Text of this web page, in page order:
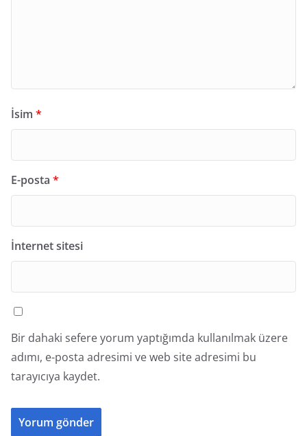
İsim *
E-posta *
İnternet sitesi
Bir dahaki sefere yorum yaptığımda kullanılmak üzere
adımı, e-posta adresimi ve web site adresimi bu
tarayıcıya kaydet.